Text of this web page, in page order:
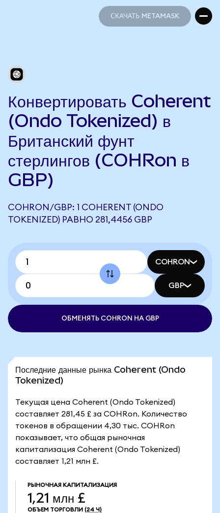
СКАЧАТЬ METAMASK
Конвертировать Coherent
(Ondo Tokenized) в
Британский фунт
стерлингов (COHRon в
GBP)
COHRON/GBP: 1 COHERENT (ONDO
TOKENIZED) РАВНО 281,4456 GBP
COHRON
GBP
ОБМЕНЯТЬ COHRON НА GBP
Последние данные рынка Coherent (Ondo
Tokenized)
Текущая цена Coherent (Ondo Tokenized)
составляет 281,45 £ за COHRon. Количество
токенов в обращении 4,30 тыс. COHRon
показывает, что общая рыночная
капитализация Coherent (Ondo Tokenized)
составляет 1,21 млн £.
РЫНОЧНАЯ КАПИТАЛИЗАЦИЯ
1,21 млн £
ОБЪЕМ ТОРГОВЛИ (24 Ч)